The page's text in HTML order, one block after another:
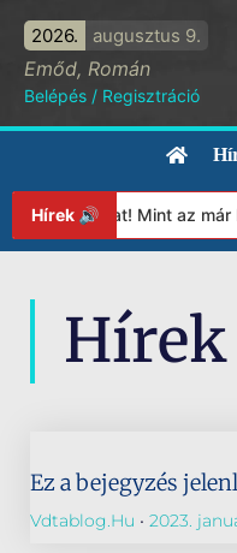
2026. augusztus 9.
Emőd, Román
Belépés / Regisztráció
Hírek 🔊 Mint az már
Hírek
Ez a bejegyzés
Vdtablog.hu 2023.